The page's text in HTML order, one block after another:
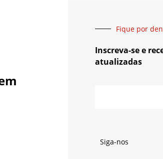
Fique por
Inscreva-se e
atualizadas
Siga-nos